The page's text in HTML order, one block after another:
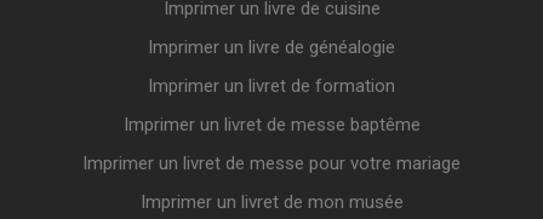
Imprimer un livre de cuisine
Imprimer un livre de généalogie
Imprimer un livret de formation
Imprimer un livret de messe baptême
Imprimer un livret de messe pour votre mariage
Imprimer un livret de mon musée